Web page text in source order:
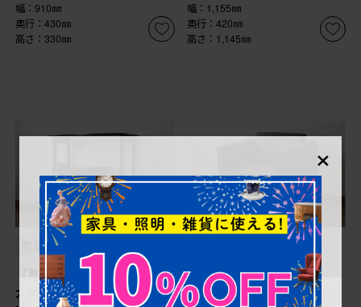
幅：910㎜
奥行：430㎜
高さ：330㎜
幅：1,155㎜
奥行：420㎜
高さ：1,145㎜
商品番号
【買取】輪島漆器 輪島塗
大雅堂 大角裕二 山水蒔
B-066578
【買取】WALTER
KNOLL(ウォルター・ノル)
×